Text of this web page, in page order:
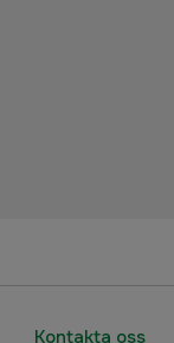
Kontakta oss